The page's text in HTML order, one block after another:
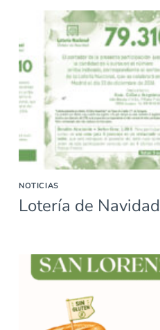
NOTICIAS
Lotería de Navidad